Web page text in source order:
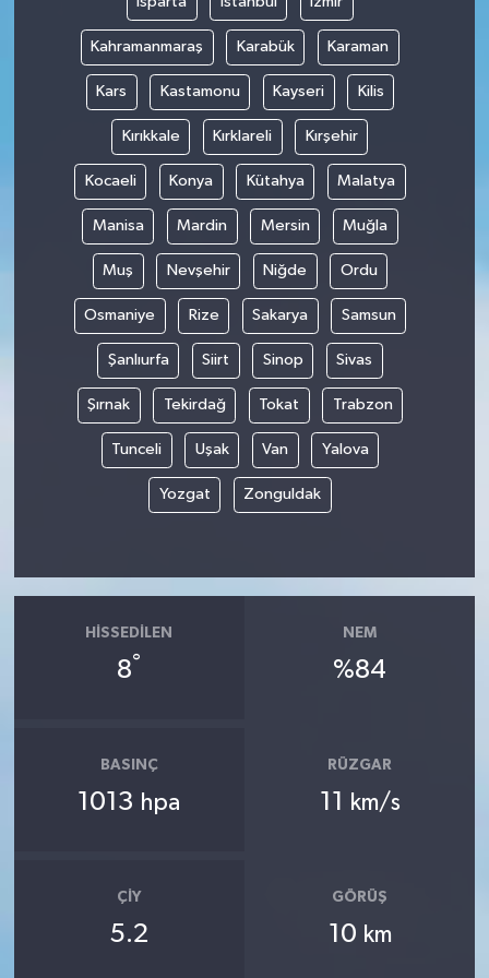
Kahramanmaraş Karabük Karaman
Kars Kastamonu Kayseri Kilis
Kırıkkale Kırklareli Kırşehir
Kocaeli Konya Kütahya Malatya
Manisa Mardin Mersin Muğla
Muş Nevşehir Niğde Ordu
Osmaniye Rize Sakarya Samsun
Şanlıurfa Siirt Sinop Sivas
Şırnak Tekirdağ Tokat Trabzon
Tunceli Uşak Van Yalova
Yozgat Zonguldak
HISSEDILEN
8°
NEM
%84
BASINÇ
1013 hpa
RÜZGAR
11 km/s
ÇIY
5.2
GÖRÜŞ
10 km